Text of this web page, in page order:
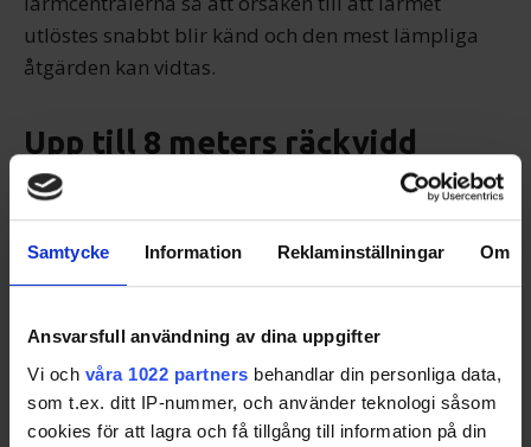
Samtycke Information Reklaminställningar Om
Ansvarsfull användning av dina uppgifter
Vi och våra 1022 partners behandlar din personliga data,
som t.ex. ditt IP-nummer, och använder teknologi såsom
cookies för att lagra och få tillgång till information på din
utlöstes snabbt blir känd och den mest lämpliga
åtgärden kan vidtas.
Upp till 8 meters räckvidd
Detektorer i typiska bostadslarm har upp till 8
kunna avslöja orsaken till att larmet utlöstes även i
Kan ställas in så att husdjur kan
röra sig fritt